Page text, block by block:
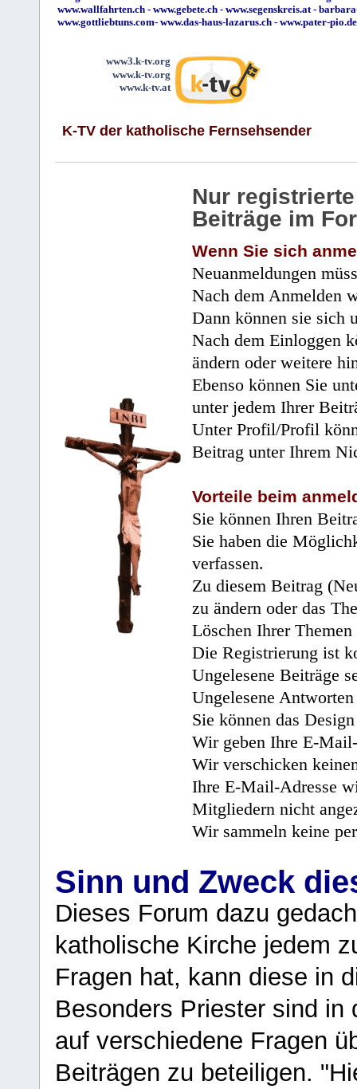
www.wallfahrten.ch - www.gebete.ch - www.segenskreis.at -
www.gottliebtuns.com- www.das-haus-lazarus.ch - www.pater-pio.de
www3.k-tv.org
www.k-tv.org
www.k-tv.at
K-TV der katholische Fernsehsender
Nur
Beiträge im
Wenn Sie sich
Neuanmeldungen
Nach dem Anmelden
Dann können sie sich
Nach dem Einloggen
ändern oder weitere
Ebenso können Sie
unter jedem Ihrer
Unter Profil/Profil
Beitrag unter Ihrem
Vorteile beim
Sie können Ihren
Sie haben die
verfassen.
Zu diesem Beitrag
zu ändern oder das
Löschen Ihrer
Die Registrierung ist
Ungelesene Beiträge
Ungelesene
Sie können das
Wir geben Ihre E-
Wir verschicken
Ihre E-Mail-Adresse
Mitgliedern nicht
Wir sammeln keine
Sinn und Zweck
Dieses Forum dazu
katholische Kirche jedem
Fragen hat, kann diese in
Besonders Priester sind in
auf verschiedene Fragen
Beiträgen zu beteiligen.